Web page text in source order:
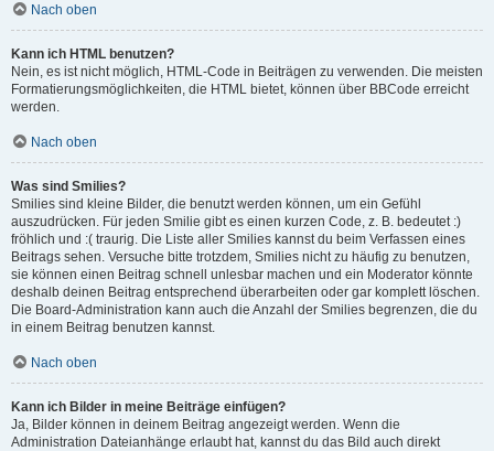
Nach oben
Kann ich HTML benutzen?
Nein, es ist nicht möglich, HTML-Code in Beiträgen zu verwenden. Die meisten
Formatierungsmöglichkeiten, die HTML bietet, können über BBCode erreicht
werden.
Nach oben
Was sind Smilies?
Smilies sind kleine Bilder, die benutzt werden können, um ein Gefühl
auszudrücken. Für jeden Smilie gibt es einen kurzen Code, z. B. bedeutet :)
fröhlich und :( traurig. Die Liste aller Smilies kannst du beim Verfassen eines
Beitrags sehen. Versuche bitte trotzdem, Smilies nicht zu häufig zu benutzen,
sie können einen Beitrag schnell unlesbar machen und ein Moderator könnte
deshalb deinen Beitrag entsprechend überarbeiten oder gar komplett löschen.
Die Board-Administration kann auch die Anzahl der Smilies begrenzen, die du
in einem Beitrag benutzen kannst.
Nach oben
Kann ich Bilder in meine Beiträge einfügen?
Ja, Bilder können in deinem Beitrag angezeigt werden. Wenn die
Administration Dateianhänge erlaubt hat, kannst du das Bild auch direkt